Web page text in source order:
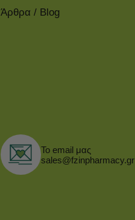
Άρθρα / Blog
Το email μας
sales@fzinpharmacy.gr